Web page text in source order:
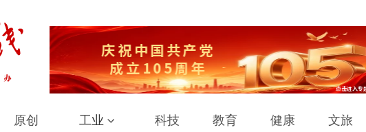
原创 工业 科技 教育 健康 文旅